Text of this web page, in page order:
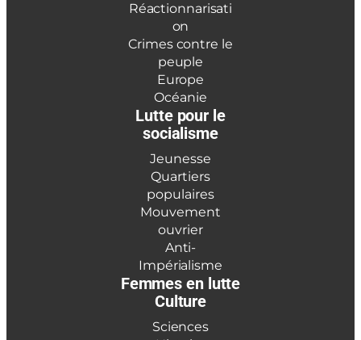
Réactionnarisati
on
Crimes contre le
peuple
Europe
Océanie
Lutte pour le
socialisme
Jeunesse
Quartiers
populaires
Mouvement
ouvrier
Anti-
Impérialisme
Femmes en lutte
Culture
Sciences